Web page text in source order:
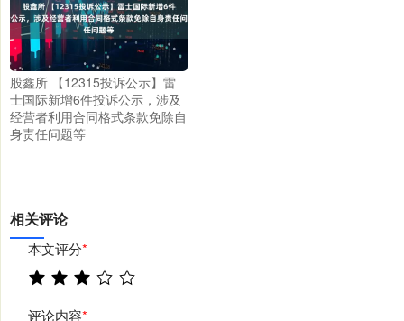
股鑫所 【12315投诉公示】雷
士国际新增6件投诉公示，涉及
经营者利用合同格式条款免除自
身责任问题等
相关评论
本文评分*
评论内容*